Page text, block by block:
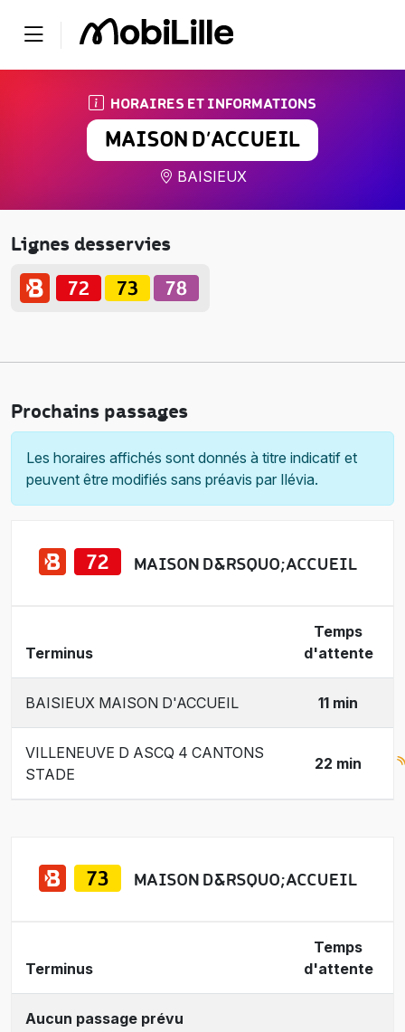
HORAIRES ET INFORMATIONS
MAISON D’ACCUEIL
BAISIEUX
Lignes desservies
Prochains passages
Les horaires affichés sont donnés à titre indicatif et
peuvent être modifiés sans préavis par Ilévia.
MAISON D&RSQUO;ACCUEIL
Terminus
Temps
d'attente
BAISIEUX MAISON D'ACCUEIL 11 min
VILLENEUVE D ASCQ 4 CANTONS
STADE
22 min
MAISON D&RSQUO;ACCUEIL
Terminus
Temps
d'attente
Aucun passage prévu